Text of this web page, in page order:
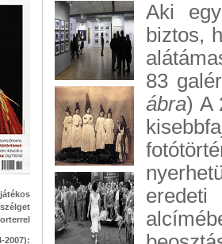
2007):
Aki
biztos,
83
ábra) A